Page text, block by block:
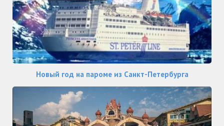
Новый год на пароме из Санкт-Петербурга